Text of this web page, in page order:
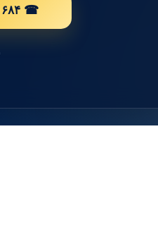
☎ ۰۹۰۵۱۴۶۰۶۸۴